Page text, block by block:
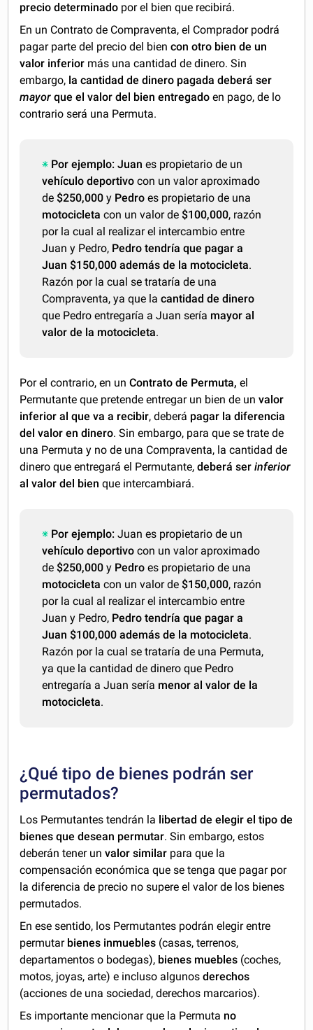
precio determinado por el bien que recibirá.
En un Contrato de Compraventa, el Comprador podrá
pagar parte del precio del biencon otro bien de un
valor inferior más una cantidad de dinero. Sin
embargo, la cantidad de dinero pagada deberá ser
mayor que el valor del bien entregado en pago, de lo
contrario será una Permuta.
Por ejemplo: Juan es propietario de un
vehículo deportivo con un valor aproximado
de $250,000 y Pedro es propietario de una
motocicletacon un valor de $100,000, razón
por la cual al realizar el intercambio entre
Juan y Pedro, Pedro tendría que pagar a
Juan $150,000 además de la motocicleta.
Razón por la cual se trataría de una
Compraventa, ya que lacantidad de dinero
que Pedro entregaría a Juan sería mayor al
valor de la motocicleta.
Por el contrario, en unContrato de Permuta,el
Permutante que pretende entregar un bien de unvalor
inferior al que va a recibir, deberá pagar la diferencia
del valor en dinero. Sin embargo, para que se trate de
una Permuta y no de una Compraventa, la cantidad de
dinero que entregará el Permutante,deberá serinferior
al valor del bien que intercambiará.
Por ejemplo:Juan es propietario de un
vehículo deportivo con un valor aproximado
de $250,000 y Pedroes propietario de una
motocicletacon un valor de $150,000, razón
por la cual al realizar el intercambio entre
Juan y Pedro, Pedro tendría que pagar a
Juan $100,000 además de la motocicleta.
Razón por la cual se trataría de una Permuta,
ya que la cantidad de dinero que Pedro
entregaría a Juan sería menor al valor de la
motocicleta.
¿Qué tipo de bienes podrán ser
permutados?
Los Permutantes tendrán la libertad de elegir el tipo de
bienes que desean permutar. Sin embargo, estos
deberán tener unvalor similar para que la
compensación económica que se tenga que pagar por
la diferencia de precio no supere el valor de los bienes
permutados.
En ese sentido, los Permutantes podrán elegir entre
permutar bienes inmuebles (casas, terrenos,
departamentos o bodegas), bienes muebles (coches,
motos, joyas, arte) e incluso algunosderechos
(acciones de una sociedad, derechos marcarios).
Es importante mencionar que la Permuta no